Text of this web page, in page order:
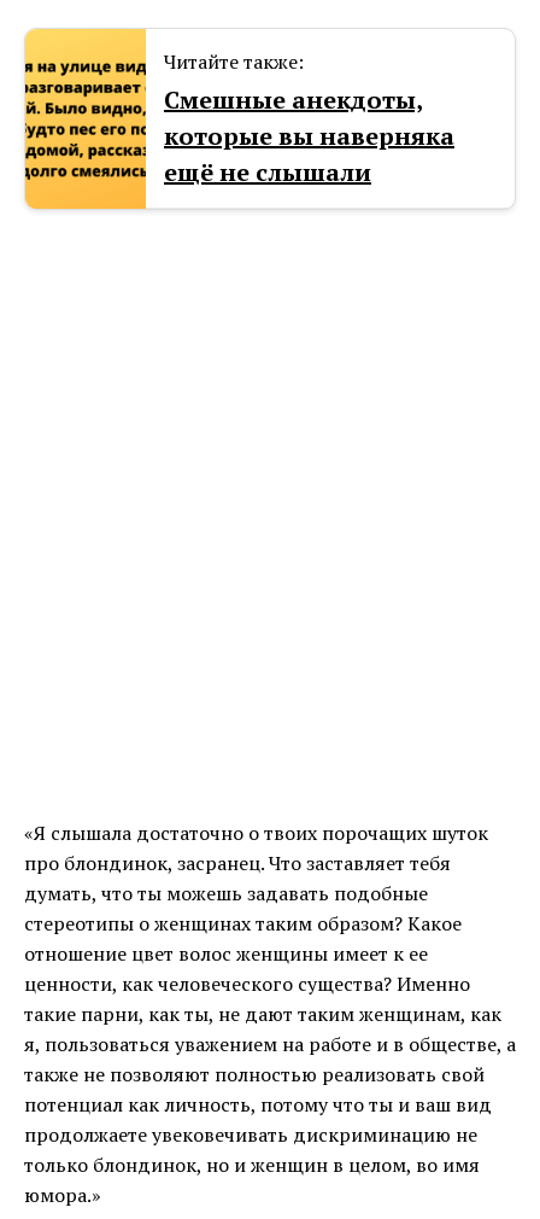
Читайте также:
Смешные анекдоты,
которые вы наверняка
ещё не слышали
«Я слышала достаточно о твоих порочащих шуток
про блондинок, засранец. Что заставляет тебя
думать, что ты можешь задавать подобные
стереотипы о женщинах таким образом? Какое
отношение цвет волос женщины имеет к ее
ценности, как человеческого существа? Именно
такие парни, как ты, не дают таким женщинам, как
я, пользоваться уважением на работе и в обществе, а
также не позволяют полностью реализовать свой
потенциал как личность, потому что ты и ваш вид
продолжаете увековечивать дискриминацию не
только блондинок, но и женщин в целом, во имя
юмора.»